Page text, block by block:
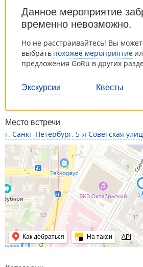
Данное мероприятие
временно невозможно.
Но не расстраивайтесь! Вы
выбрать похожее мероприятие
предложения GoRu в других
Экскурсии Квесты
Место встречи
г. Санкт-Петербург, 5-я Советская
Как добраться На такси API